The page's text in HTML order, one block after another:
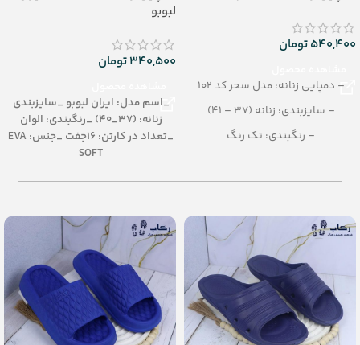
540,400تومان
– دمپایی زنانه: مدل سحر کد 102
– سایزبندی: زنانه (37 – 41)
– رنگبندی: تک رنگ
– تعداد در کارتن: 12 جفت
لبوبو
340,500تومان
_اسم مدل: ایران لبوبو _سایزبندی
زنانه: (37_40)
_رنگبندی: الوان
_تعداد در کارتن: 16جفت
_جنس: EVA
SOFT